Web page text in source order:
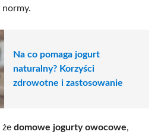
normy.
Na co pomaga jogurt
naturalny? Korzyści
zdrowotne i zastosowanie
domowe jogurty owocowe,